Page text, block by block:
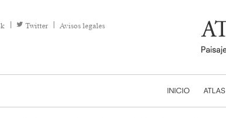
Twitter Avisos legales
INICIO ATLAS